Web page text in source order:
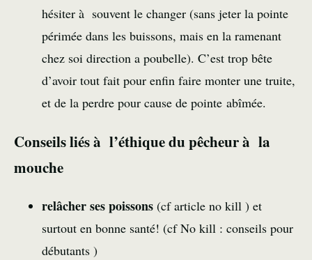
hésiter à souvent le changer (sans jeter la pointe
périmée dans les buissons, mais en la ramenant
chez soi direction a poubelle). C’est trop bête
d’avoir tout fait pour enfin faire monter une truite,
et de la perdre pour cause de pointe abîmée.
Conseils liés à l’éthique du pêcheur à la
mouche
relâcher ses poissons (cfarticle no kill ) et
surtout en bonne santé! (cfNo kill : conseils pour
débutants )